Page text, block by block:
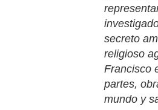
secreto
religioso
Francisco
partes,
mundo y